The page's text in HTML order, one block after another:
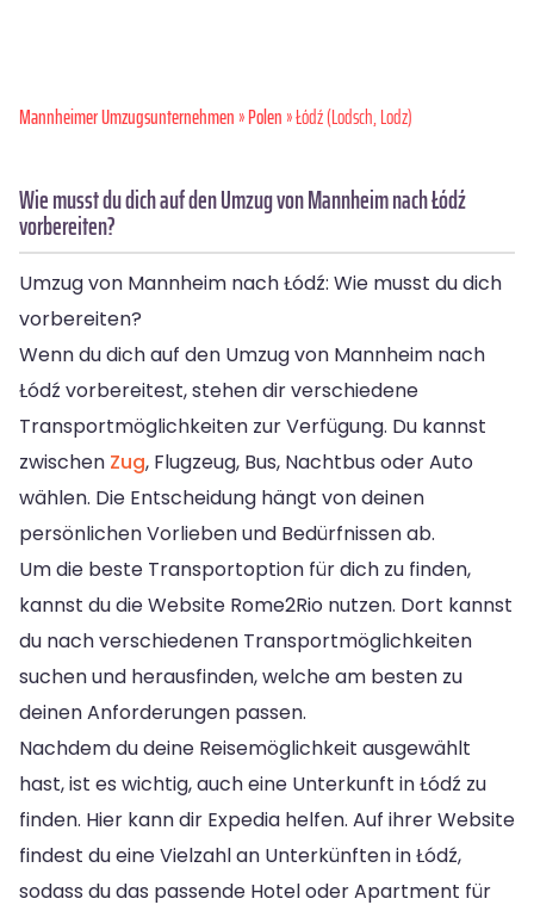
Mannheimer Umzugsunternehmen»Polen» Łódź (Lodsch, Lodz)
Wie musst du dich auf den Umzug von Mannheim nach Łódź
vorbereiten?
Umzug von Mannheim nach Łódź: Wie musst du dich
vorbereiten?
Wenn du dich auf den Umzug von Mannheim nach
Łódź vorbereitest, stehen dir verschiedene
Transportmöglichkeiten zur Verfügung. Du kannst
zwischen Zug, Flugzeug, Bus, Nachtbus oder Auto
wählen. Die Entscheidung hängt von deinen
persönlichen Vorlieben und Bedürfnissen ab.
Um die beste Transportoption für dich zu finden,
kannst du die Website Rome2Rio nutzen. Dort kannst
du nach verschiedenen Transportmöglichkeiten
suchen und herausfinden, welche am besten zu
deinen Anforderungen passen.
Nachdem du deine Reisemöglichkeit ausgewählt
hast, ist es wichtig, auch eine Unterkunft in Łódź zu
finden. Hier kann dir Expedia helfen. Auf ihrer Website
findest du eine Vielzahl an Unterkünften in Łódź,
sodass du das passende Hotel oder Apartment für